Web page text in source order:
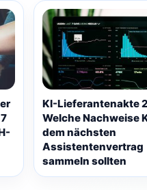
KI-Lieferantenakte
Welche Nachweise
dem nächsten
Assistentenvertrag
sammeln sollten